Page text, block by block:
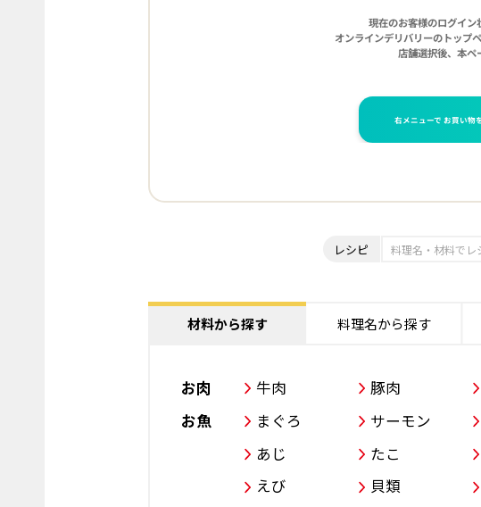
レシピ
材料から探す
お肉 牛肉 豚肉
お魚
まぐろ サーモン
あじ
たこ
えび
貝類
料理名から探す